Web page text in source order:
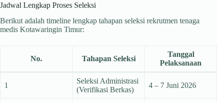
Jadwal Lengkap Proses Seleksi
Berikut adalah timeline lengkap tahapan seleksi rekrutmen tenaga
medis Kotawaringin Timur:
No. Tahapan Seleksi
Tanggal
Pelaksanaan
1
Seleksi Administrasi
(Verifikasi Berkas)
4 – 7 Juni 2026